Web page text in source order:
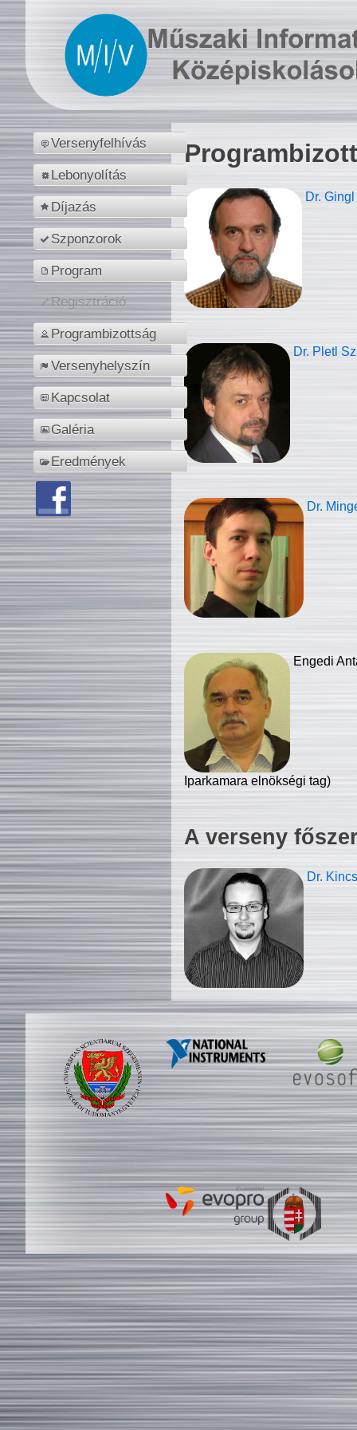
Versenyfelhívás
Lebonyolítás
Díjazás
Szponzorok
Program
Regisztráció
Programbizottság
Versenyhelyszín
Kapcsolat
Galéria
Eredmények
Dr.
Dr. Pletl
Dr.
Engedi
Iparkamara elnökségi tag)
A verseny
Dr.